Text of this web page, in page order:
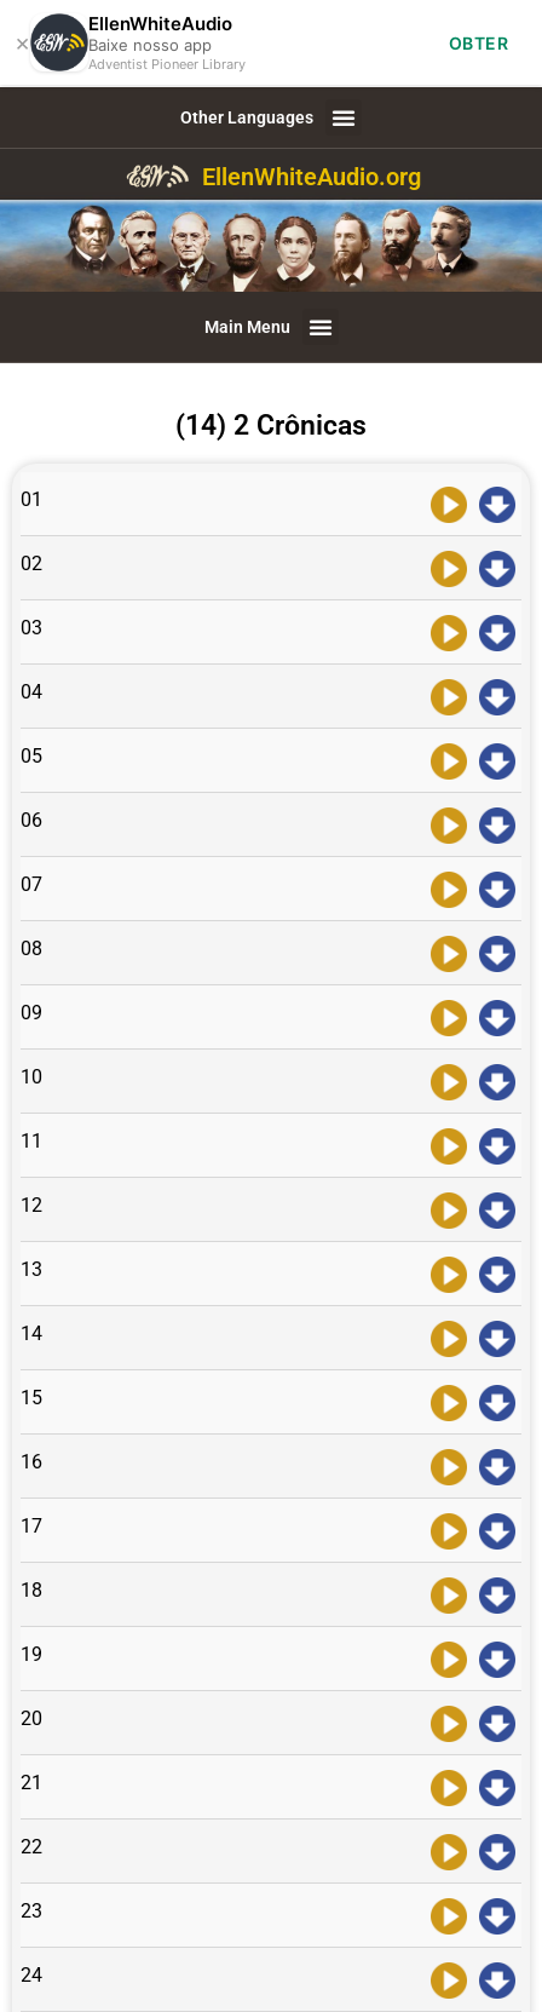
×
EllenWhiteAudio
Baixe nosso app
Adventist Pioneer Library
OBTER
Other Languages
EllenWhiteAudio.org
Main Menu
(14) 2 Crônicas
01
02
03
04
05
06
07
08
09
10
11
12
13
14
15
16
17
18
19
20
21
22
23
24